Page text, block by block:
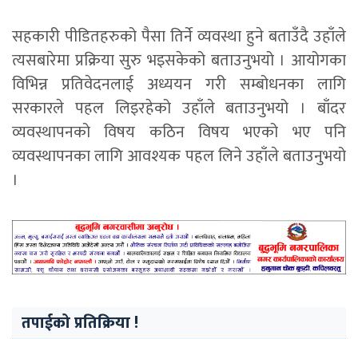
सहकारी पीडितहरुको पैसा तिर्ने व्यवस्था हुने बताउँदै उहाँले
त्यसबारेमा प्रक्रिया सुरु भइसकेको बताउनुभयो । आयोगका
विभिन्न प्रतिवेदनलाई अध्ययन गरी सम्बोधनका लागि
सरकारले पहल लिइरहेको उहाँले बताउनुभयो । बाँदर
व्यवस्थापनको विषय कठिन विषय भएको भए पनि
व्यवस्थापनका लागि आवश्यक पहल लिने उहाँले बताउनुभयो
।
तपाईको प्रतिक्रिया !